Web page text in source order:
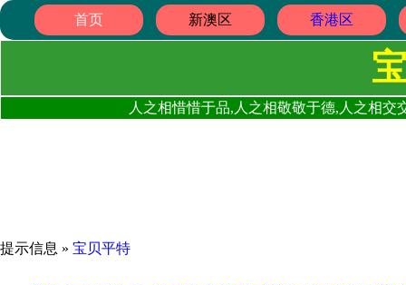
首页 新澳区 香港区
人之相惜惜于品,人之相敬敬于德,人之相
提示信息 » 宝贝平特